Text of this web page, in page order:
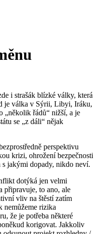
i strašák blízké války, která
je válka v Sýrii, Libyi, Iráku,
„několik řádů“ nižší, a je
se „z dáli“ nějak
perspektivu
krizi, ohrožení bezpečnosti
jakými dopady, nikdo neví.
dotýká jen velmi
připravuje, to ano, ale
vliv na štěstí zatím
nemůžeme rizika
že je potřeba některé
korigovat. Jakkoliv